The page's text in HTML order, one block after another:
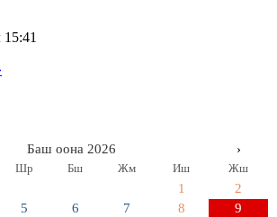
Баш оона 2026 ›
Шр Бш Жм Иш Жш
1
2
5 6 7 8
9